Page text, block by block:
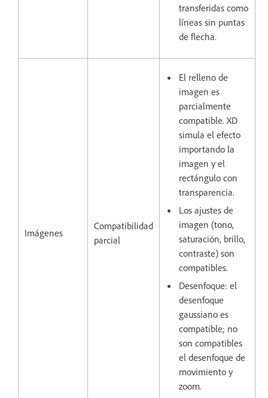
transferidas como
líneas sin puntas
de flecha.
Imágenes
Compatibilidad
parcial
El relleno de
imagen es
parcialmente
compatible. XD
simula el efecto
importando la
imagen y el
rectángulo con
transparencia.
Los ajustes de
imagen (tono,
saturación, brillo,
contraste) son
compatibles.
Desenfoque: el
desenfoque
gaussiano es
compatible; no
son compatibles
el desenfoque de
movimiento y
zoom.